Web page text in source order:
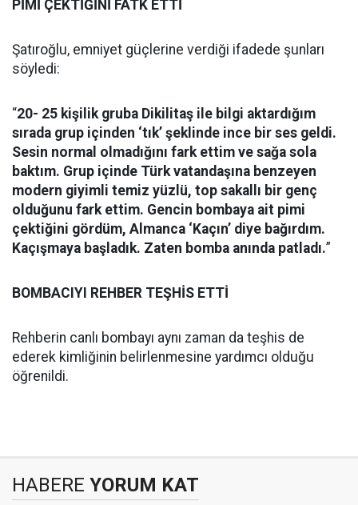
PİMİ ÇEKTİĞİNİ FATK ETTİ
Şatıroğlu, emniyet güçlerine verdiği ifadede şunları
söyledi:
“20- 25 kişilik gruba Dikilitaş ile bilgi aktardığım
sırada grup içinden ‘tık’ şeklinde ince bir ses geldi.
Sesin normal olmadığını fark ettim ve sağa sola
baktım. Grup içinde Türk vatandaşına benzeyen
modern giyimli temiz yüzlü, top sakallı bir genç
olduğunu fark ettim. Gencin bombaya ait pimi
çektiğini gördüm, Almanca ‘Kaçın’ diye bağırdım.
Kaçışmaya başladık. Zaten bomba anında patladı.”
BOMBACIYI REHBER TEŞHİS ETTİ
Rehberin canlı bombayı aynı zaman da teşhis de
ederek kimliğinin belirlenmesine yardımcı olduğu
öğrenildi.
HABERE YORUM KAT